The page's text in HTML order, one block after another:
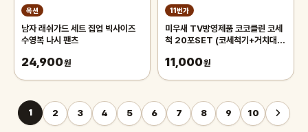
옥션
남자 래쉬가드 세트 집업 빅사이즈
수영복 나시 팬츠
24,900원
11번가
미우새 TV방영제품 코코클린 코세
척 20포SET (코세척기+거치대
11,000원
1 2 3 4 5 6 7 8 9 10